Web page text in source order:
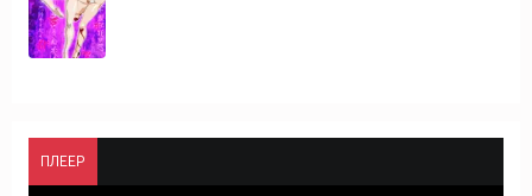
ПЛЕЕР